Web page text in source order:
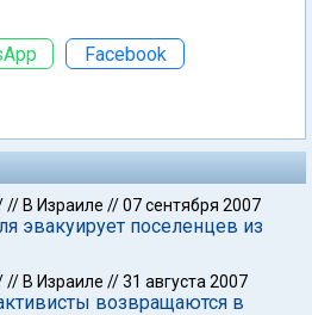
Facebook
// В Израиле //07 сентября 2007
эвакуирует поселенцев из
// В Израиле //31 августа 2007
возвращаются в